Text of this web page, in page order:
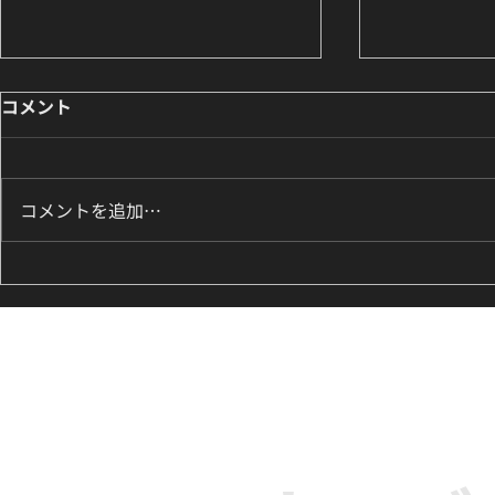
【レッスンレポート】LE
SSERAFIM『Eve, Psyche &
【レッスン
NEED U』
コメント
コメントを追加…